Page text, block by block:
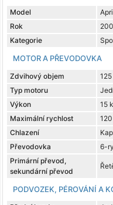
Model
Rok
Kategorie
MOTOR A PŘEVODOVKA
Zdvihový objem
Typ motoru
Výkon
15
Maximální rychlost
Chlazení
Převodovka
6-
Primární převod,
sekundární převod
PODVOZEK, PÉROVÁNÍ A